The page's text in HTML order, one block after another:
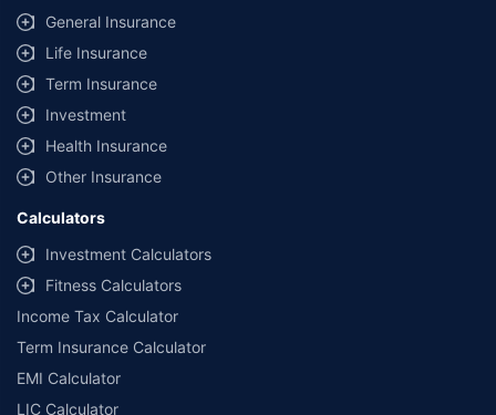
General Insurance
Life Insurance
Term Insurance
Investment
Health Insurance
Other Insurance
Calculators
Investment Calculators
Fitness Calculators
Income Tax Calculator
Term Insurance Calculator
EMI Calculator
LIC Calculator